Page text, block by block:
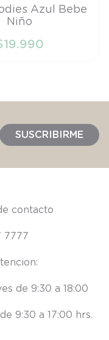
AL CARRITO
Azul Bebe
Niño
19.990
SUSCRIBIRME
contacto
7777
de 9:30 a 18:00
9:30 a 17:00 hrs.